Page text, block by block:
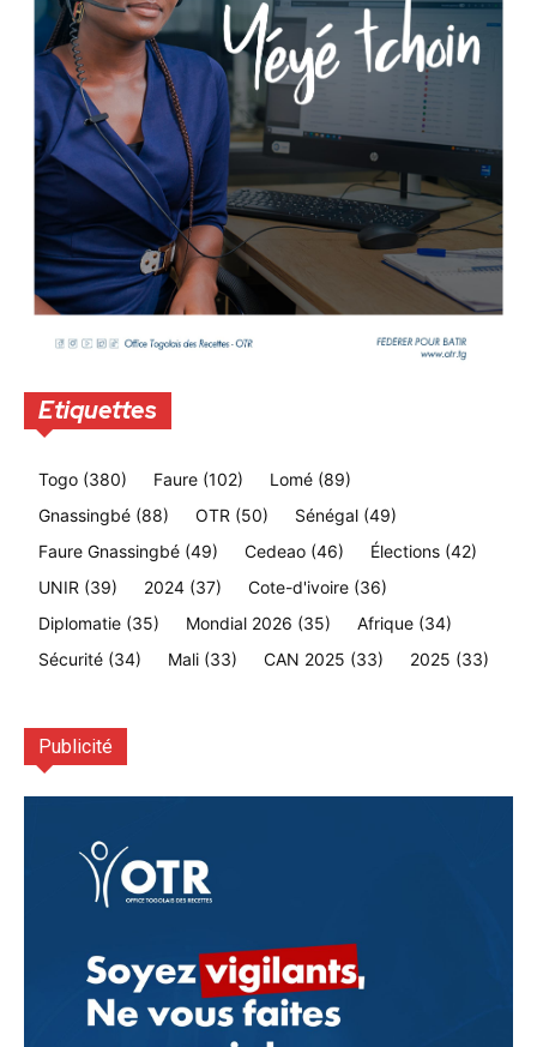
Etiquettes
Togo (380) Faure (102) Lomé (89)
Gnassingbé (88) OTR (50) Sénégal (49)
Faure Gnassingbé (49) Cedeao (46) Élections (42)
UNIR (39) 2024 (37) Cote-d'ivoire (36)
Diplomatie (35) Mondial 2026 (35) Afrique (34)
Sécurité (34) Mali (33) CAN 2025 (33) 2025 (33)
Publicité